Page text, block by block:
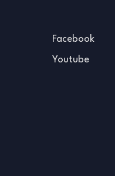
Facebook
Youtube